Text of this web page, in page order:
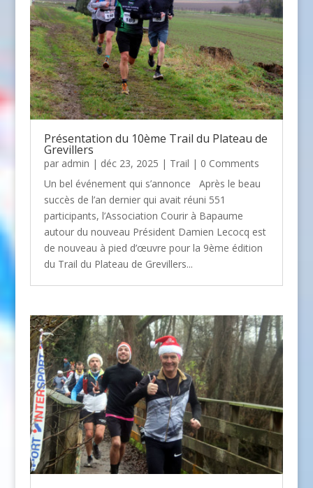
Présentation du 10ème Trail du Plateau de
Grevillers
par admin | déc 23, 2025 | Trail | 0 Comments
Un bel événement qui s’annonce Après le beau
succès de l’an dernier qui avait réuni 551
participants, l’Association Courir à Bapaume
autour du nouveau Président Damien Lecocq est
de nouveau à pied d’œuvre pour la 9ème édition
du Trail du Plateau de Grevillers...